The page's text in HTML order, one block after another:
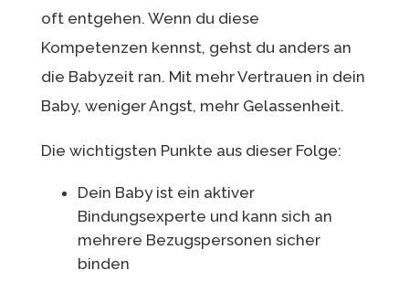
oft entgehen. Wenn du diese
Kompetenzen kennst, gehst du anders an
die Babyzeit ran. Mit mehr Vertrauen in dein
Baby, weniger Angst, mehr Gelassenheit.
Die wichtigsten Punkte aus dieser Folge:
Dein Baby ist ein aktiver
Bindungsexperte und kann sich an
mehrere Bezugspersonen sicher
binden